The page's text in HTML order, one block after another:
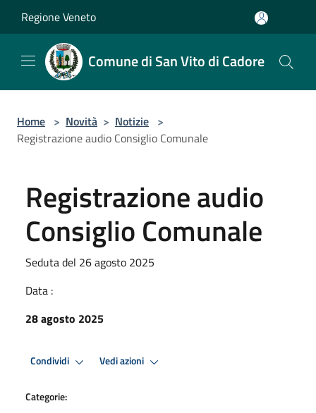
Regione Veneto
Comune di San Vito di Cadore
Home > Novità > Notizie >
Registrazione audio Consiglio Comunale
Registrazione audio
Consiglio Comunale
Seduta del 26 agosto 2025
Data :
28 agosto 2025
Condividi Vedi azioni
Categorie: